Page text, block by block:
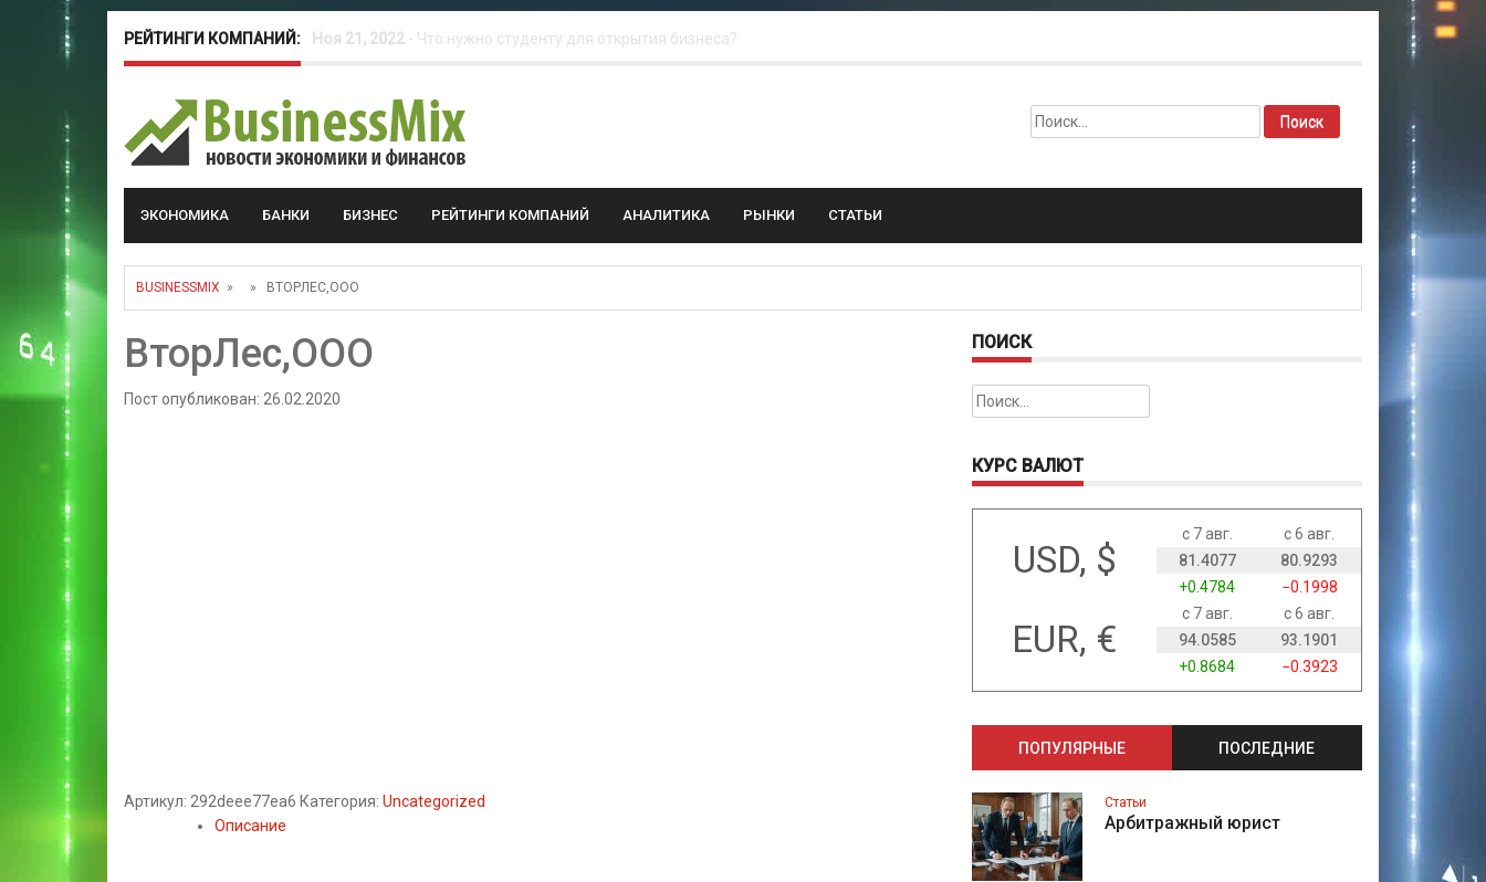
РЕЙТИНГИ КОМПАНИЙ: Окт 26, 2022- Телефония для amoCRM: лучшие инструменты для бизнеса
Найти:
ЭКОНОМИКА БАНКИ БИЗНЕС РЕЙТИНГИ КОМПАНИЙ АНАЛИТИКА РЫНКИ СТАТЬИ
BUSINESSMIX » » ВТОРЛЕС,ООО
ВторЛес,ООО
Пост опубликован: 26.02.2020
Артикул: 292deee77ea6 Категория: Uncategorized
Описание
ПОИСК
Найти:
КУРС ВАЛЮТ
USD, $
с 7 авг.
с 6 авг.
81.4077
80.9293
+0.4784
−0.1998
EUR, €
с 7 авг.
с 6 авг.
94.0585
93.1901
+0.8684
−0.3923
ПОПУЛЯРНЫЕ ПОСЛЕДНИЕ
Статьи
Арбитражный юрист